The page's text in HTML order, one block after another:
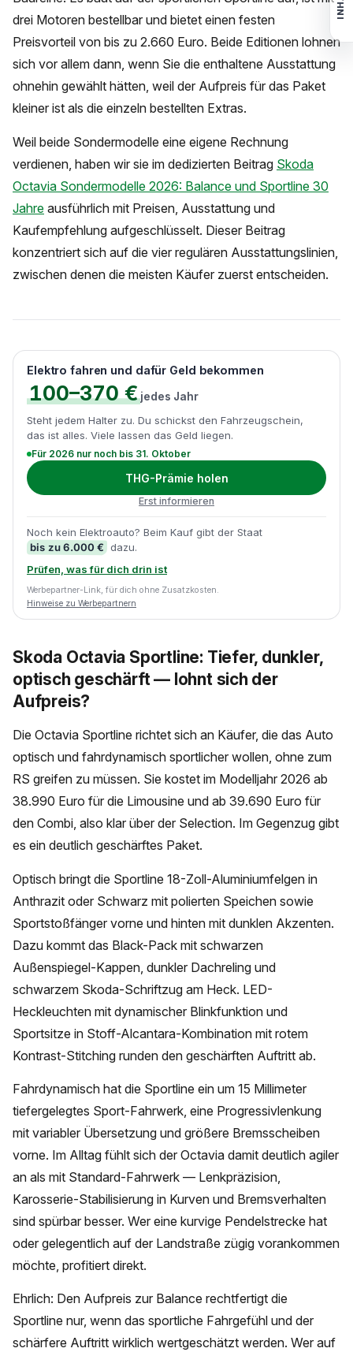
drei Motoren bestellbar und bietet einen festen
Preisvorteil von bis zu 2.660 Euro. Beide Editionen lohnen
sich vor allem dann, wenn Sie die enthaltene Ausstattung
ohnehin gewählt hätten, weil der Aufpreis für das Paket
kleiner ist als die einzeln bestellten Extras.
Weil beide Sondermodelle eine eigene Rechnung
verdienen, haben wir sie im dedizierten Beitrag Skoda
Octavia Sondermodelle 2026: Balance und Sportline 30
Jahre ausführlich mit Preisen, Ausstattung und
Kaufempfehlung aufgeschlüsselt. Dieser Beitrag
konzentriert sich auf die vier regulären Ausstattungslinien,
zwischen denen die meisten Käufer zuerst entscheiden.
Elektro fahren und dafür Geld bekommen
100–370 € jedes Jahr
Steht jedem Halter zu. Du schickst den Fahrzeugschein,
das ist alles. Viele lassen das Geld liegen.
Für 2026 nur noch bis 31. Oktober
THG-Prämie holen
Erst informieren
Noch kein Elektroauto? Beim Kauf gibt der Staat
bis zu 6.000 € dazu.
Prüfen, was für dich drin ist
Werbepartner-Link, für dich ohne Zusatzkosten.
Hinweise zu Werbepartnern
Skoda Octavia Sportline: Tiefer, dunkler,
optisch geschärft — lohnt sich der
Aufpreis?
Die Octavia Sportline richtet sich an Käufer, die das Auto
optisch und fahrdynamisch sportlicher wollen, ohne zum
RS greifen zu müssen. Sie kostet im Modelljahr 2026 ab
38.990 Euro für die Limousine und ab 39.690 Euro für
den Combi, also klar über der Selection. Im Gegenzug gibt
es ein deutlich geschärftes Paket.
Optisch bringt die Sportline 18-Zoll-Aluminiumfelgen in
Anthrazit oder Schwarz mit polierten Speichen sowie
Sportstoßfänger vorne und hinten mit dunklen Akzenten.
Dazu kommt das Black-Pack mit schwarzen
Außenspiegel-Kappen, dunkler Dachreling und
schwarzem Skoda-Schriftzug am Heck. LED-
Heckleuchten mit dynamischer Blinkfunktion und
Sportsitze in Stoff-Alcantara-Kombination mit rotem
Kontrast-Stitching runden den geschärften Auftritt ab.
Fahrdynamisch hat die Sportline ein um 15 Millimeter
tiefergelegtes Sport-Fahrwerk, eine Progressivlenkung
mit variabler Übersetzung und größere Bremsscheiben
vorne. Im Alltag fühlt sich der Octavia damit deutlich agiler
an als mit Standard-Fahrwerk — Lenkpräzision,
Karosserie-Stabilisierung in Kurven und Bremsverhalten
sind spürbar besser. Wer eine kurvige Pendelstrecke hat
oder gelegentlich auf der Landstraße zügig vorankommen
möchte, profitiert direkt.
Ehrlich: Den Aufpreis zur Balance rechtfertigt die
Sportline nur, wenn das sportliche Fahrgefühl und der
schärfere Auftritt wirklich wertgeschätzt werden. Wer auf